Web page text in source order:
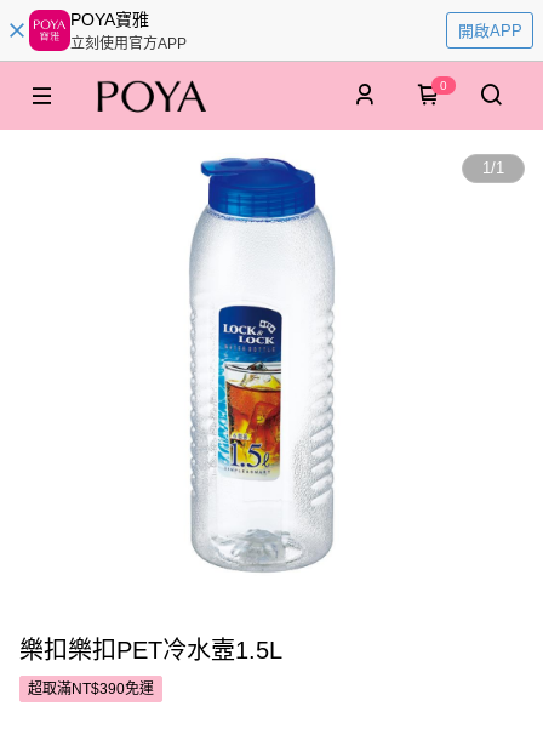
POYA寶雅
立刻使用官方APP
開啟APP
0
1/1
樂扣樂扣PET冷水壼1.5L
超取滿NT$390免運